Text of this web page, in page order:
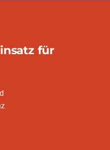
für